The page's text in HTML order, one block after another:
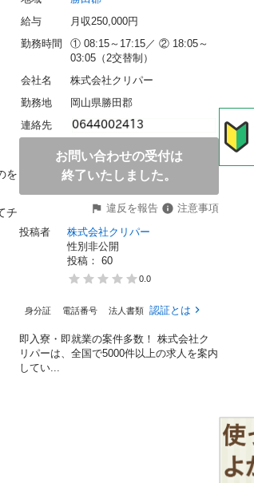
を
チ
給与
月収250,000円
勤務時間
① 08:15～17:15／ ② 18:05～
03:05（2交替制）
会社名
株式会社クリパー
勤務地
岡山県勝田郡
連絡先
お問い合わせの受付は
終了いたしました。
違反を報告
注意事項
投稿者
株式会社クリパー
性別非公開
投稿： 60
0.0
身分証 電話番号 法人書類 認証とは
即入寮・即就業の案件多数！ 株式会社ク
リパーは、全国で5000件以上の求人を案内
してい...